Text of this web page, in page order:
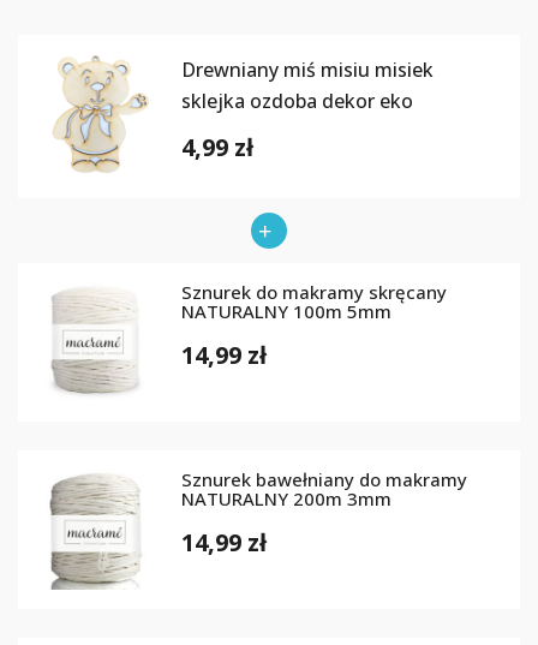
Drewniany miś misiu misiek
sklejka ozdoba dekor eko
4,99 zł
Sznurek do makramy skręcany
NATURALNY 100m 5mm
14,99 zł
Sznurek bawełniany do makramy
NATURALNY 200m 3mm
14,99 zł